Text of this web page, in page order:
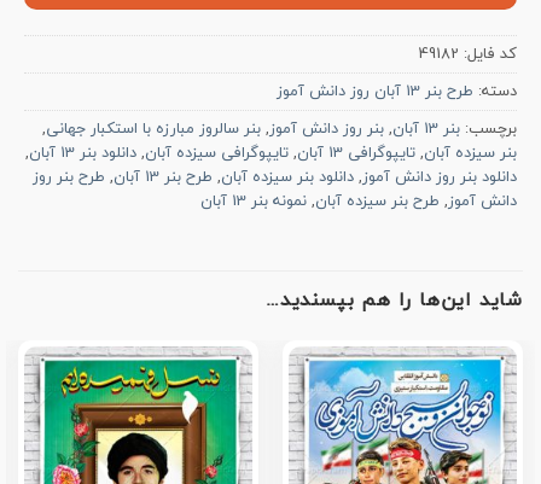
کد فایل: 49182
دسته: طرح بنر 13 آبان روز دانش آموز
برچسب: بنر 13 آبان , بنر روز دانش آموز, بنر سالروز مبارزه با استکبار جهانی,
بنر سیزده آبان, تایپوگرافی 13 آبان , تایپوگرافی سیزده آبان, دانلود بنر 13 آبان
,
دانلود بنر روز دانش آموز, دانلود بنر سیزده آبان, طرح بنر 13 آبان , طرح بنر روز
دانش آموز, طرح بنر سیزده آبان, نمونه بنر 13 آبان
شاید این‌ها را هم بپسندید…